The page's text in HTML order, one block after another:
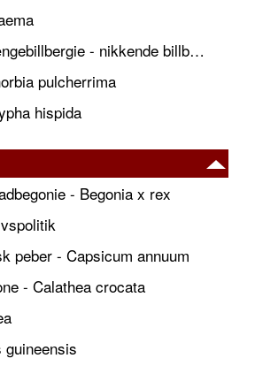
Præstehavre - hængebillbergie - nikkende billbergie
pulcherrima
hispida
- Begonia x rex
peber - Capsicum annuum
- Calathea crocata